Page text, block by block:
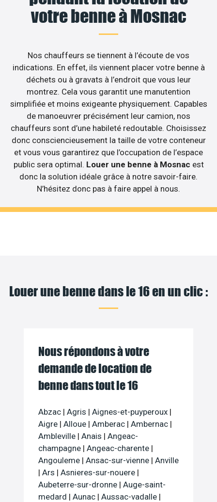
votre benne à Mosnac
Nos chauffeurs se tiennent à l’écoute de vos
indications. En effet, ils viennent placer votre benne à
déchets ou à gravats à l’endroit que vous leur
montrez. Cela vous garantit une manutention
simplifiée et moins exigeante physiquement. Capables
de manoeuvrer précisément leur camion, nos
chauffeurs sont d’une habileté redoutable. Choisissez
donc consciencieusement la taille de votre conteneur
et vous vous garantirez que l’occupation de l’espace
public sera optimal. Louer une benne à Mosnac est
donc la solution idéale grâce à notre savoir-faire.
N’hésitez donc pas à faire appel à nous.
Louer une benne dans le 16 en un clic :
Nous répondons à votre
demande de location de
benne dans tout le 16
Abzac | Agris | Aignes-et-puyperoux |
Aigre | Alloue | Amberac | Ambernac |
Ambleville | Anais | Angeac-
champagne | Angeac-charente |
Angouleme | Ansac-sur-vienne | Anville
| Ars | Asnieres-sur-nouere |
Aubeterre-sur-dronne | Auge-saint-
medard | Aunac | Aussac-vadalle |